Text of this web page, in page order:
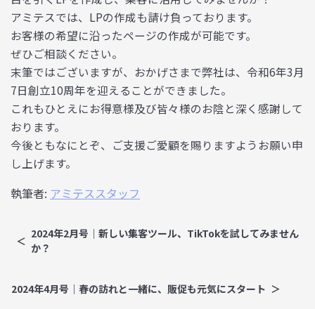
アミテスでは、LPの作成も請け負っております。
お客様の希望に沿ったページの作成が可能です。
ぜひご相談ください。
末筆ではございますが、おかげさまで弊社は、令和6年3月
7日創立10周年を迎えることができました。
これもひとえにお得意様及び皆々様のお陰と深く感謝して
おります。
今後ともなにとぞ、ご支援ご愛顧を賜りますようお願い申
し上げます。
執筆者: アミテススタッフ
2024年2月号｜新しい集客ツール、TikTokを試してみません
か？
2024年4月号｜春の訪れと一緒に、販促も元気にスタート